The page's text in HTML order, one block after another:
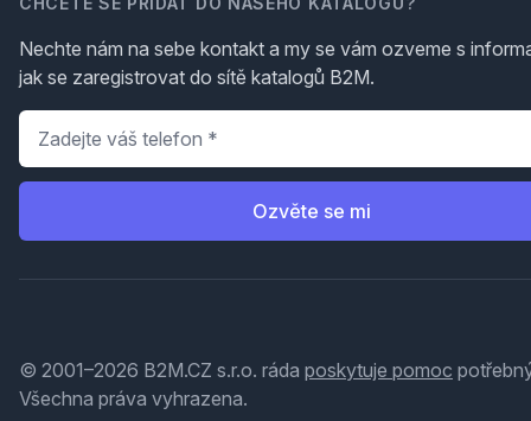
Nechte nám na sebe kontakt a my se vám ozveme s
jak se zaregistrovat do sítě katalogů B2M.
Telefon
Ozvěte se mi
© 2001–2026 B2M.CZ s.r.o. ráda poskytuje pomoc
Všechna práva vyhrazena.